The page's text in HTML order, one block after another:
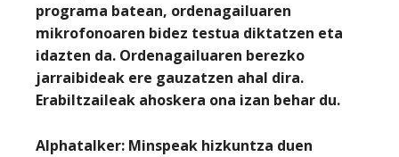
programa batean, ordenagailuaren
mikrofonoaren bidez testua diktatzen eta
idazten da. Ordenagailuaren berezko
jarraibideak ere gauzatzen ahal dira.
Erabiltzaileak ahoskera ona izan behar du.
Alphatalker: Minspeak hizkuntza duen